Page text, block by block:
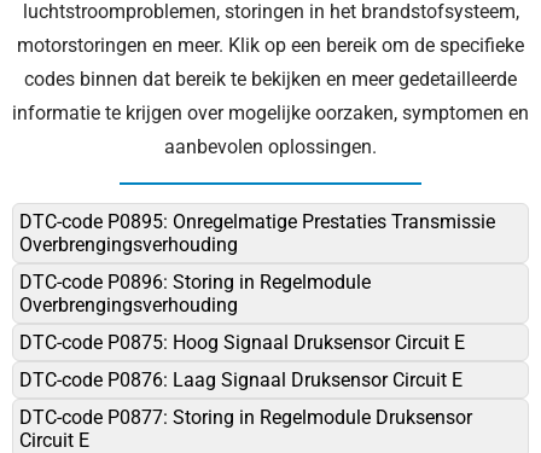
luchtstroomproblemen, storingen in het brandstofsysteem,
motorstoringen en meer. Klik op een bereik om de specifieke
codes binnen dat bereik te bekijken en meer gedetailleerde
informatie te krijgen over mogelijke oorzaken, symptomen en
aanbevolen oplossingen.
DTC-code P0895: Onregelmatige Prestaties Transmissie
Overbrengingsverhouding
DTC-code P0896: Storing in Regelmodule
Overbrengingsverhouding
DTC-code P0875: Hoog Signaal Druksensor Circuit E
DTC-code P0876: Laag Signaal Druksensor Circuit E
DTC-code P0877: Storing in Regelmodule Druksensor
Circuit E